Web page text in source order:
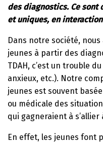
des diagnostics. Ce sont
et uniques, en
Dans notre société,
jeunes à partir des
TDAH, c’est un trouble
anxieux, etc.). Notre
jeunes est souvent
ou médicale des
qui gagneraient à s’allier
En effet, les jeunes font